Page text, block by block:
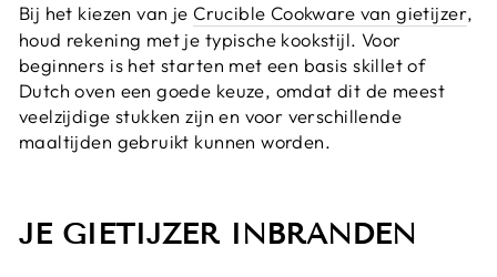
Bij het kiezen van je Crucible Cookware van gietijzer,
houd rekening met je typische kookstijl. Voor
beginners is het starten met een basis skillet of
Dutch oven een goede keuze, omdat dit de meest
veelzijdige stukken zijn en voor verschillende
maaltijden gebruikt kunnen worden.
JE GIETIJZER INBRANDEN